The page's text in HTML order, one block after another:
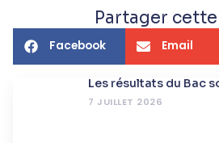
Partager cette
Facebook Email
Les résultats du Bac
7 JUILLET 2026